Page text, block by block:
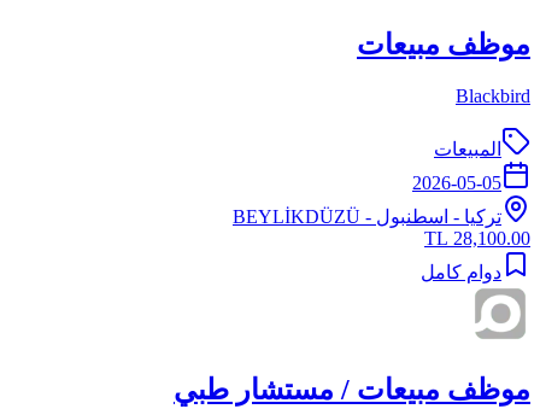
موظف مبيعات
Blackbird
المبيعات
2026-05-05
تركيا - اسطنبول - BEYLİKDÜZÜ
28,100.00 TL
دوام كامل
موظف مبيعات / مستشار طبي